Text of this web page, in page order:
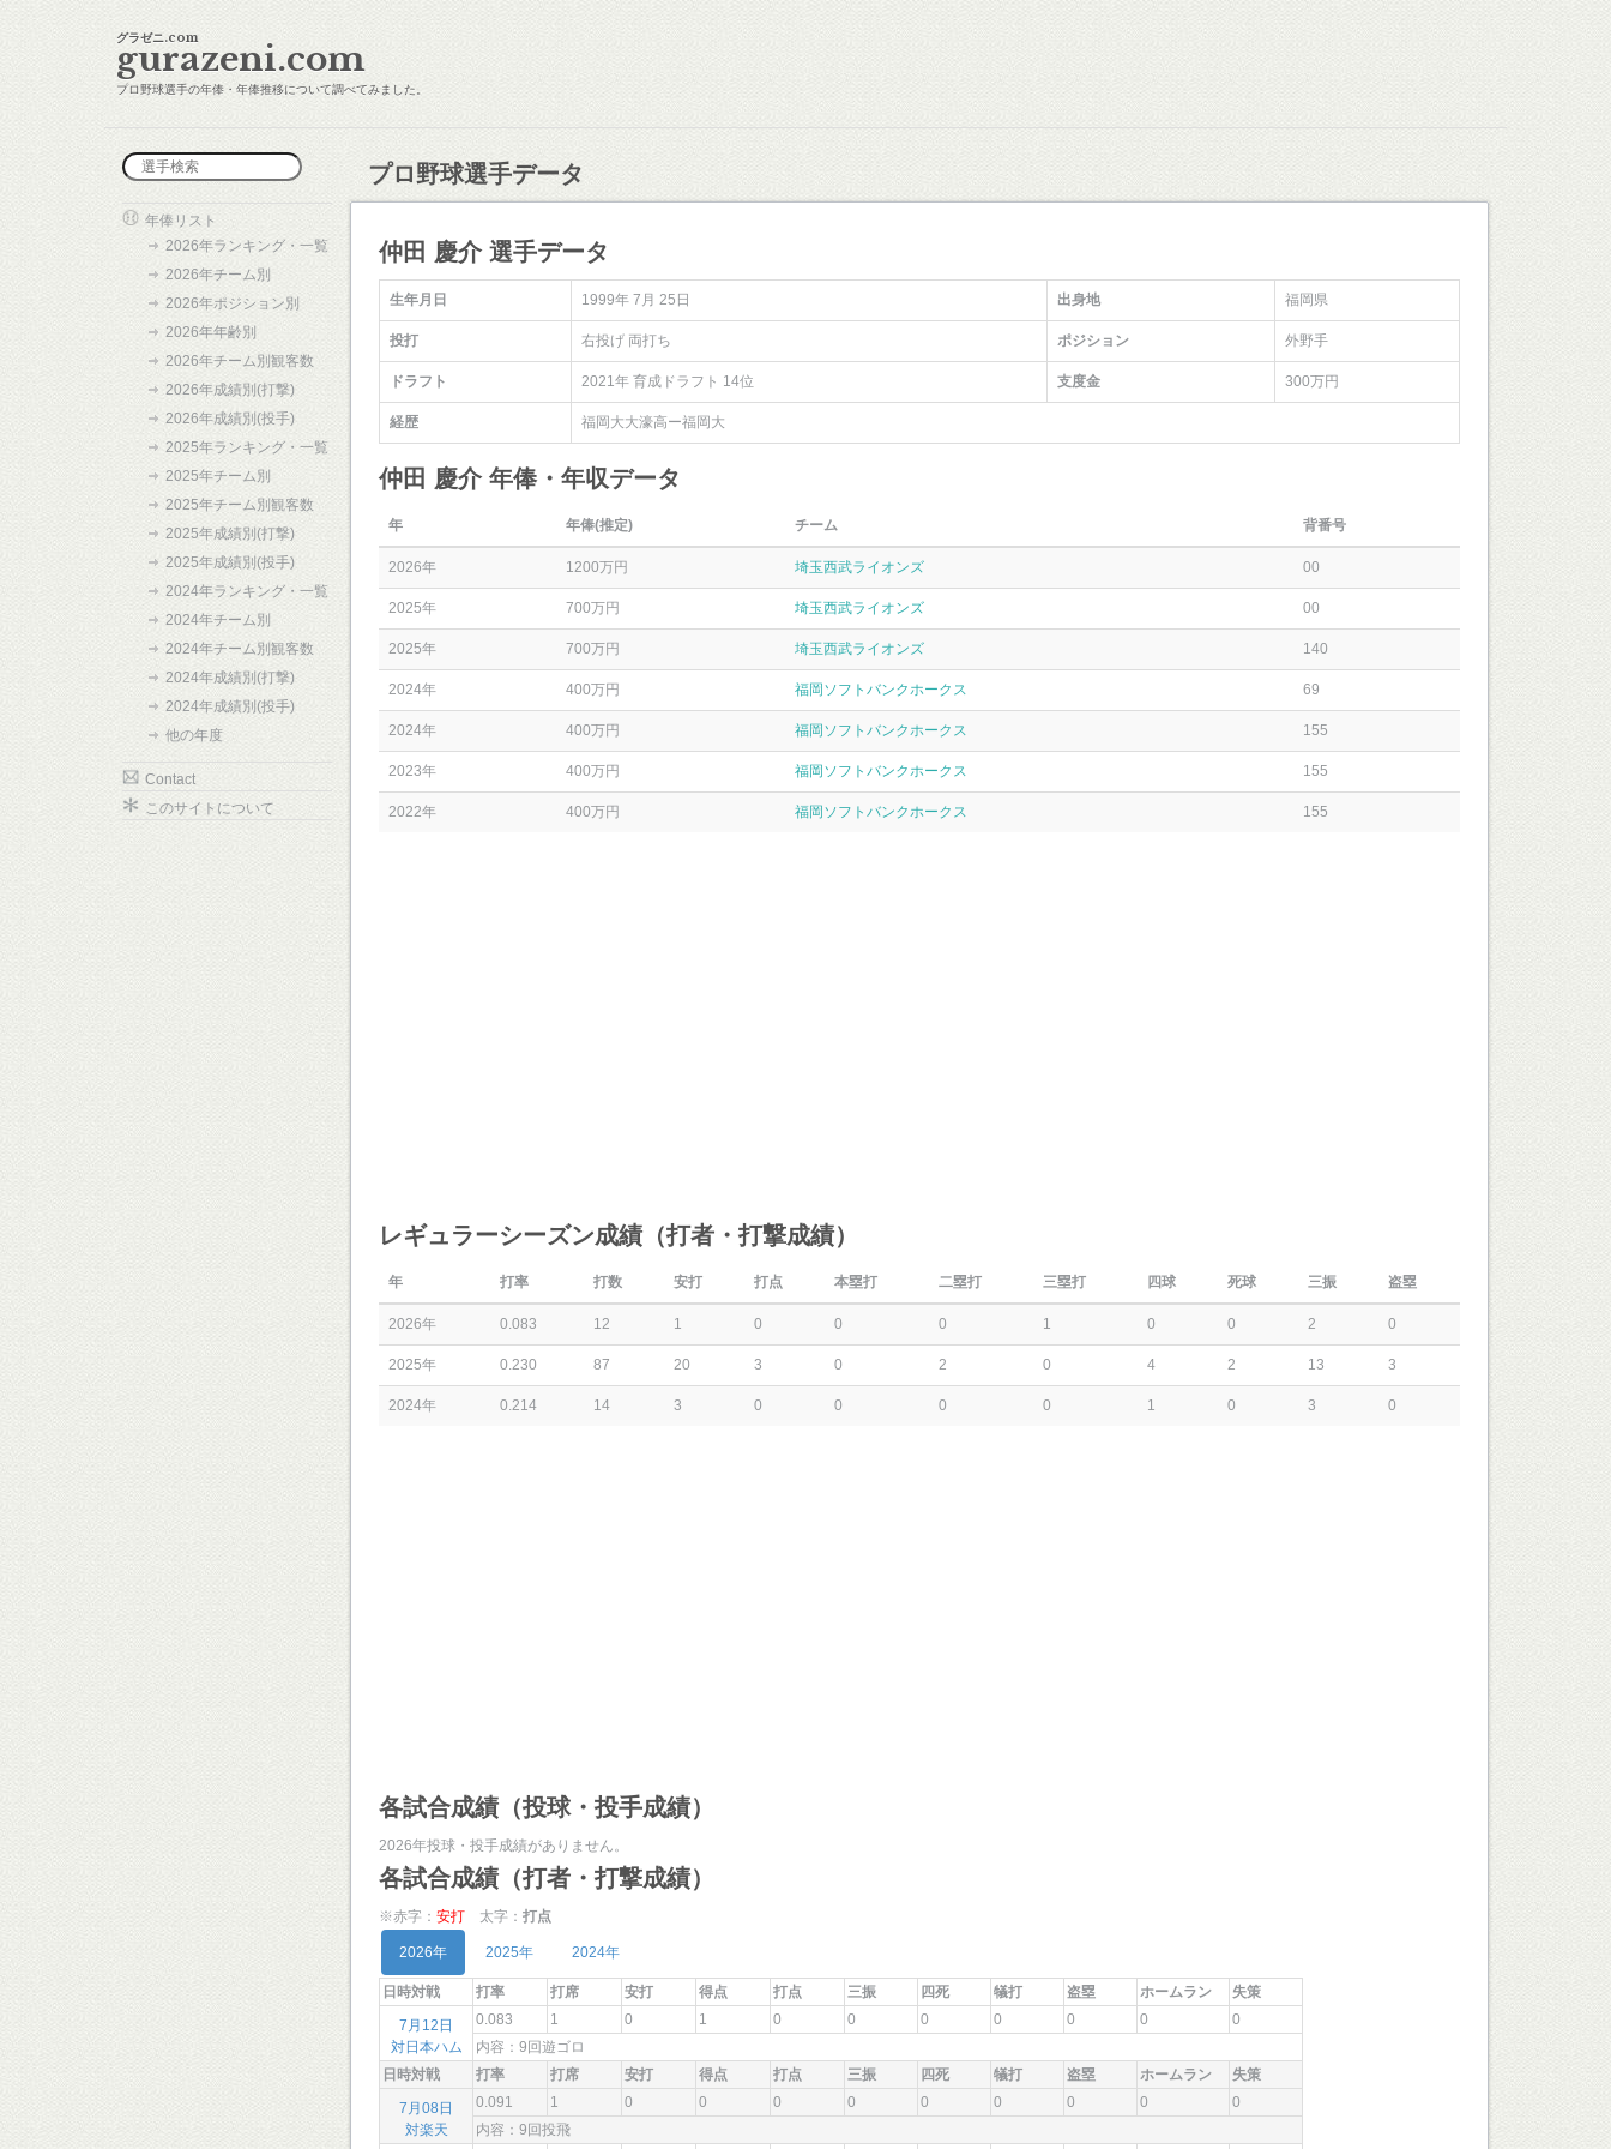
グラゼニ.com
gurazeni.com
プロ野球選手の年俸・年俸推移について調べてみました。
年俸リスト
2026年ランキング・一覧
2026年チーム別
2026年ポジション別
2026年年齢別
2026年チーム別観客数
2026年成績別(打撃)
2026年成績別(投手)
2025年ランキング・一覧
2025年チーム別
2025年チーム別観客数
2025年成績別(打撃)
2025年成績別(投手)
2024年ランキング・一覧
2024年チーム別
2024年チーム別観客数
2024年成績別(打撃)
2024年成績別(投手)
他の年度
Contact
このサイトについて
プロ野球選手データ
仲田 慶介 選手データ
生年月日 1999年 7月 25日 出身地 福岡県
投打 右投げ 両打ち ポジション 外野手
ドラフト 2021年 育成ドラフト 14位 支度金 300万円
経歴 福岡大大濠高ー福岡大
仲田 慶介 年俸・年収データ
年 年俸(推定) チーム 背番号
2026年 1200万円 埼玉西武ライオンズ 00
2025年 700万円 埼玉西武ライオンズ 00
2025年 700万円 埼玉西武ライオンズ 140
2024年 400万円 福岡ソフトバンクホークス 69
2024年 400万円 福岡ソフトバンクホークス 155
2023年 400万円 福岡ソフトバンクホークス 155
2022年 400万円 福岡ソフトバンクホークス 155
レギュラーシーズン成績（打者・打撃成績）
年 打率 打数 安打 打点 本塁打 二塁打 三塁打 四球 死球 三振 盗塁
2026年 0.083 12 1 0 0 0 1 0 0 2 0
2025年 0.230 87 20 3 0 2 0 4 2 13 3
2024年 0.214 14 3 0 0 0 0 1 0 3 0
各試合成績（投球・投手成績）
2026年投球・投手成績がありません。
各試合成績（打者・打撃成績）
※赤字： 安打 太字： 打点
2026年 2025年 2024年
日時対戦 打率 打席 安打 得点 打点 三振 四死 犠打 盗塁 ホームラン
失策
7月12日
対日本ハム
0.083 1 0 1 0 0 0 0 0 0
0
内容：9回遊ゴロ
日時対戦
打率 打席 安打 得点 打点 三振 四死 犠打 盗塁 ホームラン
失策
7月08日
対楽天
0.091 1 0 0 0 0 0 0 0 0
0
内容：9回投飛